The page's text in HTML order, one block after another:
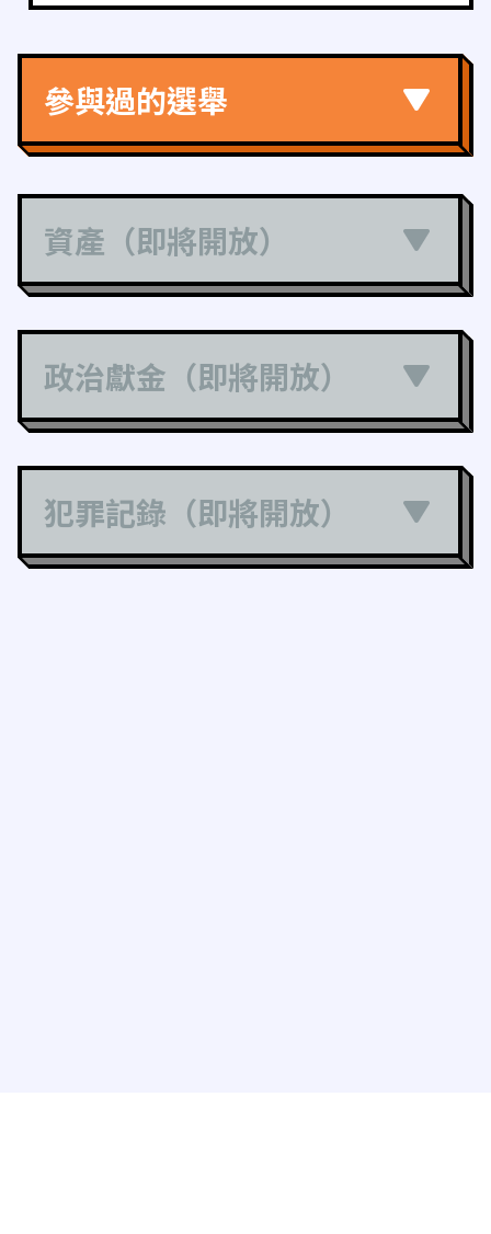
參與過的選舉
資產（即將開放）
政治獻金（即將開放）
犯罪記錄（即將開放）